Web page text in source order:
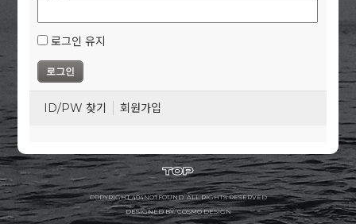
로그인 유지
ID/PW 찾기 회원가입
COPYRIGHT 404NOTFOUND. ALL RIGHTS RESERVED
DESIGNED BY. COSMO DESIGN